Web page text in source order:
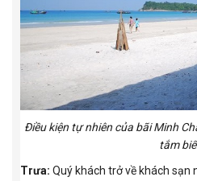
Điều kiện tự nhiên của bãi Minh
tắm
Trưa: Quý khách trở về khách